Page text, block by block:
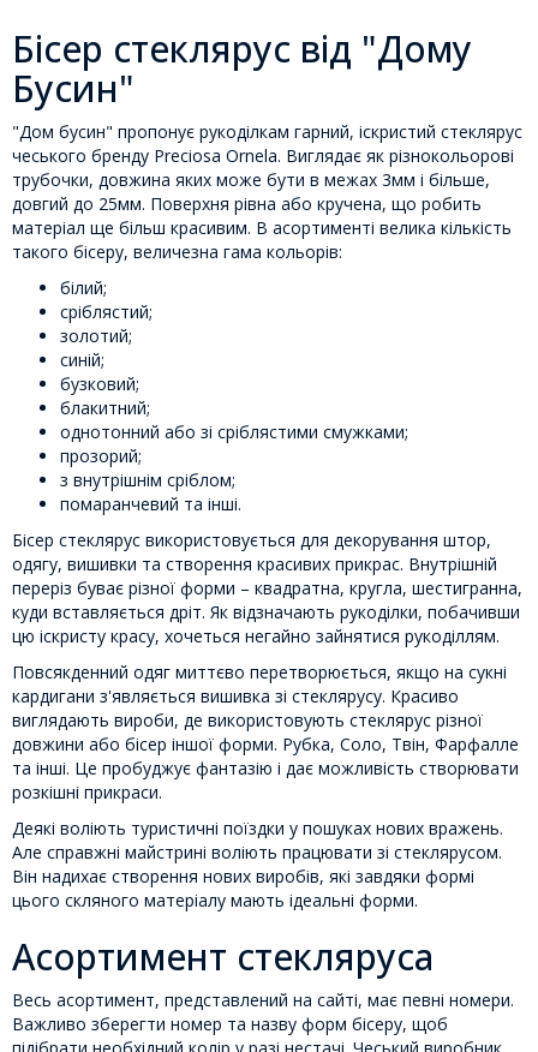
Бісер стеклярус від "Дому
Бусин"
"Дом бусин" пропонує рукоділкам гарний, іскристий стеклярус
чеського бренду Preciosa Ornela. Виглядає як різнокольорові
трубочки, довжина яких може бути в межах 3мм і більше,
довгий до 25мм. Поверхня рівна або кручена, що робить
матеріал ще більш красивим. В асортименті велика кількість
такого бісеру, величезна гама кольорів:
білий;
сріблястий;
золотий;
синій;
бузковий;
блакитний;
однотонний або зі сріблястими смужками;
прозорий;
з внутрішнім сріблом;
помаранчевий та інші.
Бісер стеклярус використовується для декорування штор,
одягу, вишивки та створення красивих прикрас. Внутрішній
переріз буває різної форми – квадратна, кругла, шестигранна,
куди вставляється дріт. Як відзначають рукоділки, побачивши
цю іскристу красу, хочеться негайно зайнятися рукоділлям.
Повсякденний одяг миттєво перетворюється, якщо на сукні
кардигани з'являється вишивка зі стеклярусу. Красиво
виглядають вироби, де використовують стеклярус різної
довжини або бісер іншої форми. Рубка, Соло, Твін, Фарфалле
та інші. Це пробуджує фантазію і дає можливість створювати
розкішні прикраси.
Деякі воліють туристичні поїздки у пошуках нових вражень.
Але справжні майстрині воліють працювати зі стеклярусом.
Він надихає створення нових виробів, які завдяки формі
цього скляного матеріалу мають ідеальні форми.
Асортимент стекляруса
Весь асортимент, представлений на сайті, має певні номери.
Важливо зберегти номер та назву форм бісеру, щоб